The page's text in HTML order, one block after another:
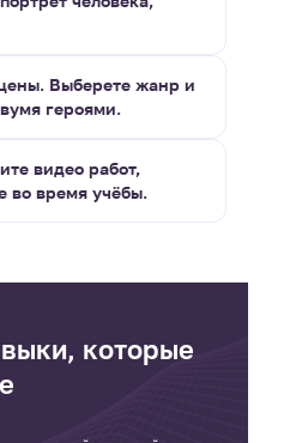
Выберете жанр и
героями.
видео работ,
во время учёбы.
которые